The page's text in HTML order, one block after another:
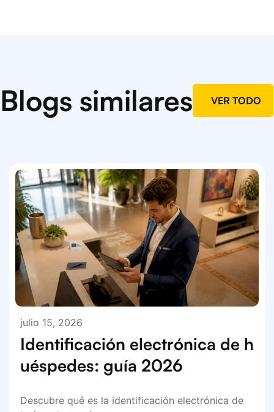
Blogs similares VER TODO
julio 15, 2026
Identificación electrónica de h
uéspedes: guía 2026
Descubre qué es la identificación electrónica de